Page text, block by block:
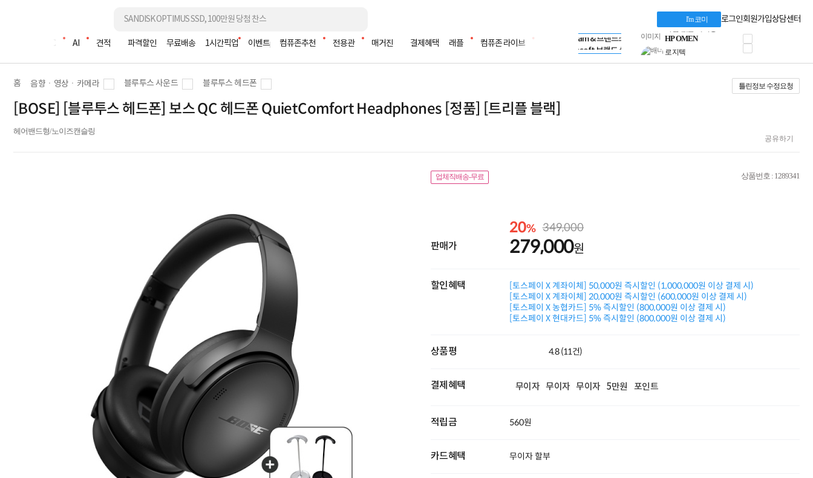
I'm 코미 로그인회원가입상담센터
조립PC AI 견적 파격할인 무료배송 1시간픽업 이벤트 컴퓨존추천 전용관 매거진 결제혜택 래플 컴퓨존 라이브
LG gram & 브랜드스토어
Microsoft 브랜드스토어
AMD 브랜드스토어
Dell 구매 찬스
프로 에센셜
타협 없는 게이밍
HP OMEN
로지텍
적립금 3% 페이백
시스코 스위칭허브
누적 금액 별
적립금 페이백!
홈 음향ㆍ영상ㆍ카메라 블루투스 사운드 블루투스 헤드폰 틀린정보 수정요청
[BOSE] [블루투스 헤드폰] 보스 QC 헤드폰 QuietComfort Headphones [정품] [트리플 블랙]
헤어밴드형/노이즈캔슬링
공유하기
업체직배송-무료 상품번호 : 1289341
판매가
20% 349,000
279,000원
할인혜택
[토스페이 X 계좌이체] 50,000원 즉시할인 (1,000,000원 이상 결제 시)
[토스페이 X 계좌이체] 20,000원 즉시할인 (600,000원 이상 결제 시)
[토스페이 X 농협카드] 5% 즉시할인 (800,000원 이상 결제 시)
[토스페이 X 현대카드] 5% 즉시할인 (800,000원 이상 결제 시)
상품평 4.8 (11건)
결제혜택 무이자 무이자 무이자 5만원 포인트
적립금 560원
카드혜택 무이자 할부